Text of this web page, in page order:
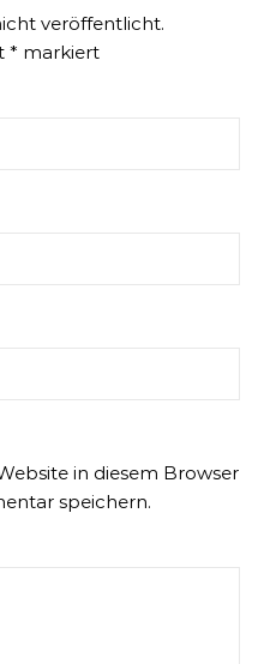
veröffentlicht.
* markiert
in diesem Browser
speichern.